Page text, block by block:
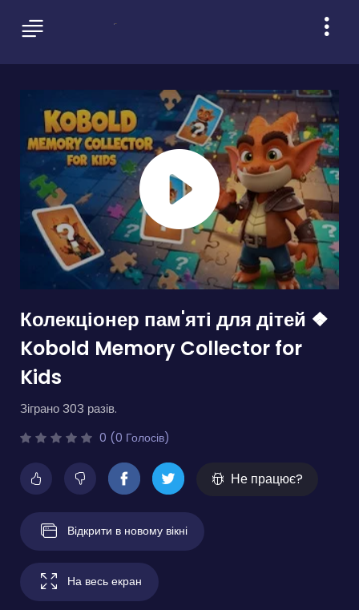
Колекціонер пам'яті для дітей ❖
Kobold Memory Collector for
Kids
Зіграно 303 разів.
0 (0 Голосів)
Не працює?
Відкрити в новому вікні
На весь екран